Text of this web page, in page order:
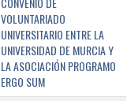
VOLUNTARIADO
UNIVERSITARIO ENTRE LA
UNIVERSIDAD DE MURCIA Y
LA ASOCIACIÓN PROGRAMO
ERGO SUM